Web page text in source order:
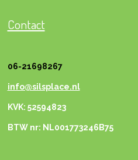
Contact
06-21698267
info@silsplace.nl
KVK: 52594823
BTW nr: NL001773246B75